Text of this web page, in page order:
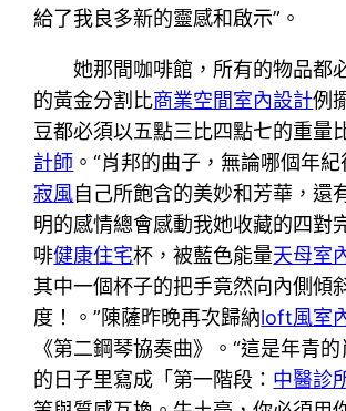
給了我良多新的靈感和啟示”。
她那間咖啡館，所有的物品都
的黃金分割比商業空間室內設計例
豆都必須以五點三比四點七的重量
計師 。“肖邦的曲子，無論哪個年
寂風自己所飽含的美妙和芳華，還
明的感情總會感動我她收藏的四對
啡健康住宅杯，被藍色能量天母室
其中一個杯子的把手竟然向內側傾
度！。”陳薩昨晚再次歸納loft風室
《第二鋼琴協奏曲》。“這是年青
的日子里寫成「第一階段： 中醫診